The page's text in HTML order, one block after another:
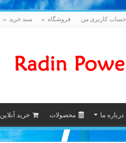
حساب کاربری من فروشگاه سبد خرید
درباره ما محصولات خرید آنلاین